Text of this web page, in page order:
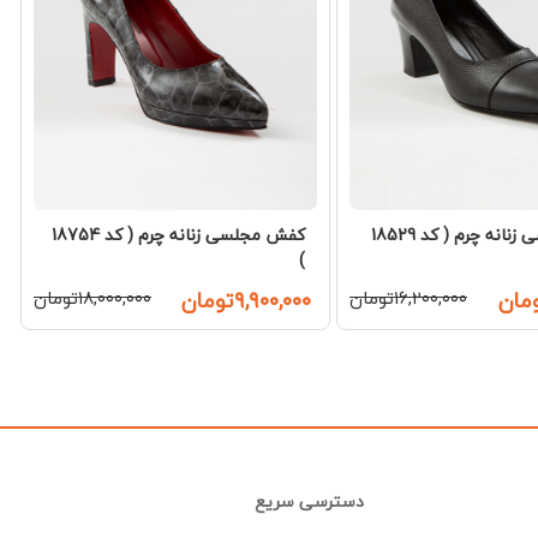
کفش مجلسی زنانه چرم ( کد 18529
۱۶,۲۰۰,۰۰۰تومان
کفش مجلسی زنانه چرم ( کد 18754
)
۹,۹۰۰,۰۰۰تومان ۱۸,۰۰۰,۰۰۰تومان
دسترسی سریع